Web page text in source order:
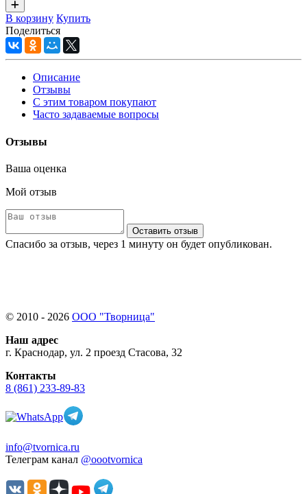
В корзину Купить
Поделиться
Описание
Отзывы
С этим товаром покупают
Часто задаваемые вопросы
Отзывы
Ваша оценка
Мой отзыв
Оставить отзыв
Спасибо за отзыв, через 1 минуту он будет опубликован.
© 2010 - 2026 ООО "Творница"
Наш адрес
г. Краснодар, ул. 2 проезд Стасова, 32
Контакты
8 (861) 233-89-83
info@tvornica.ru
Телеграм канал @oootvornica